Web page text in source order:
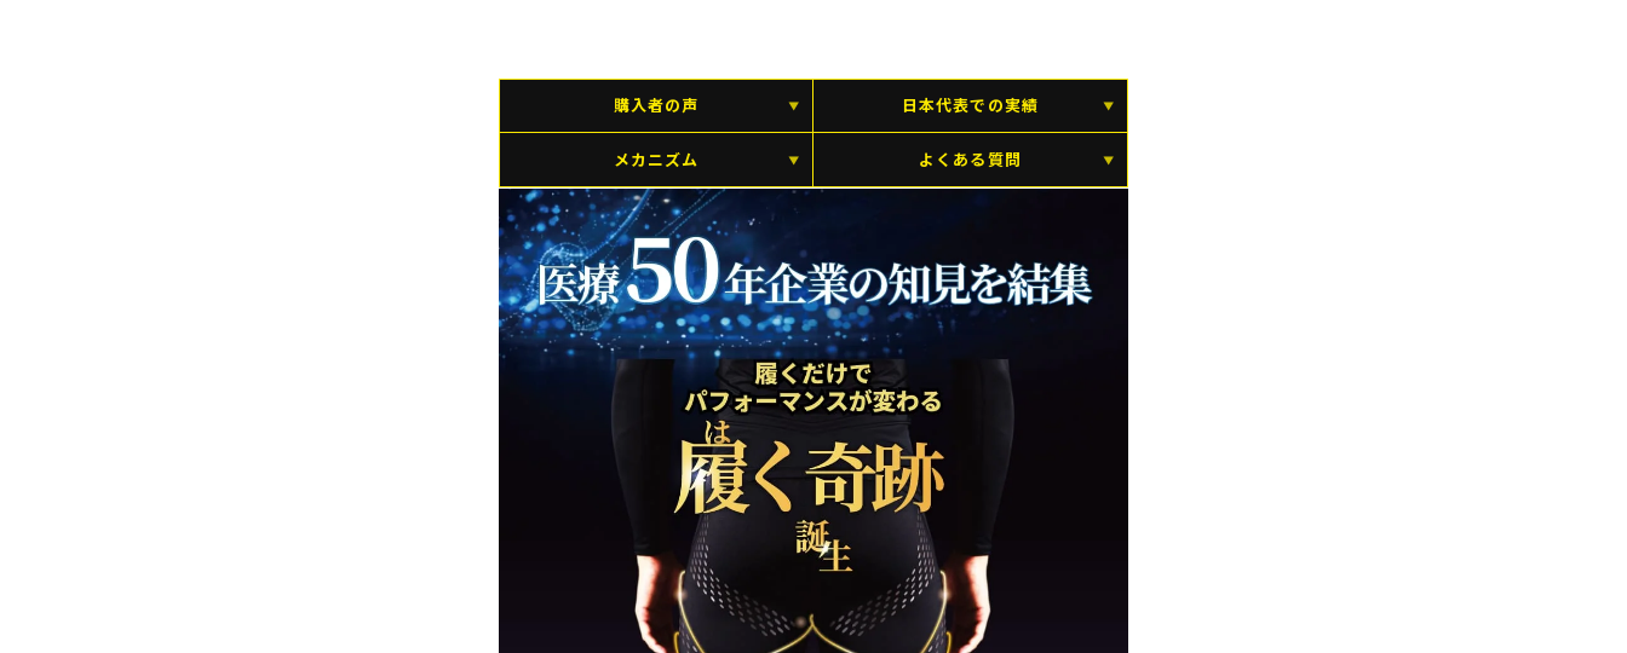
購入者の声 日本代表での実績
メカニズム よくある質問